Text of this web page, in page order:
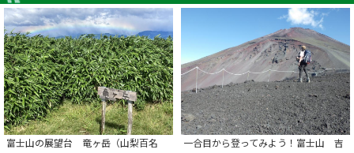
富士山の展望台 竜ヶ岳（山梨百名
一合目から登ってみよう！富士山 吉